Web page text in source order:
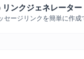
ンクジェネレーター